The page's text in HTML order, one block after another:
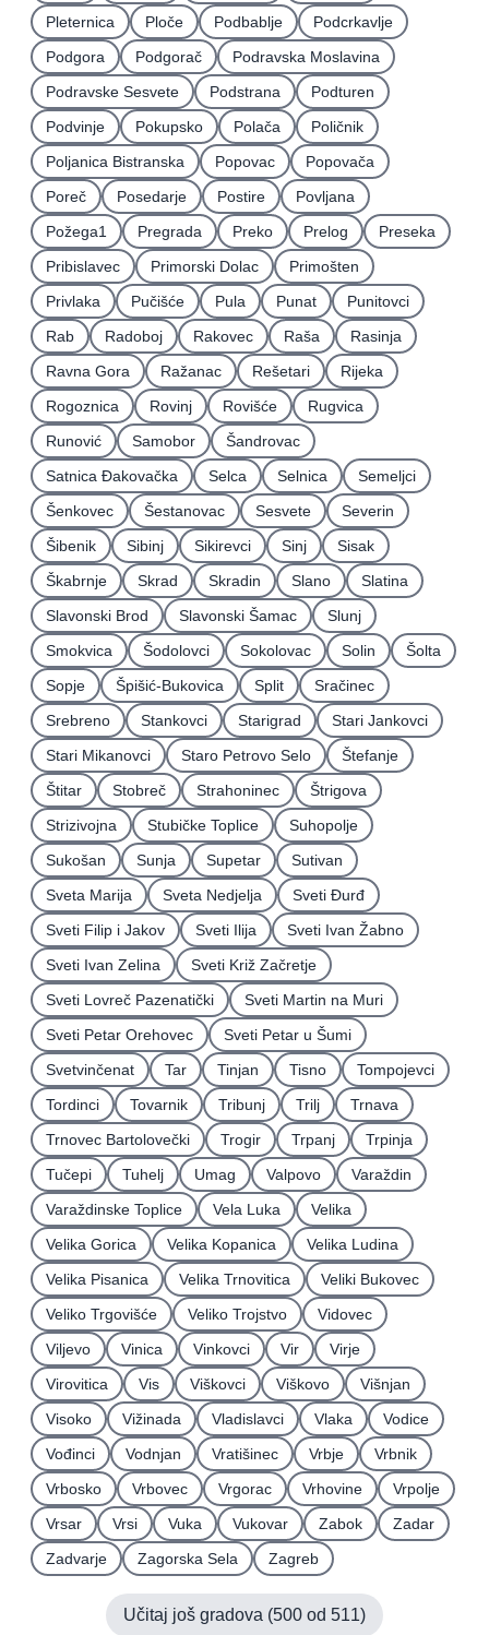
Pleternica
Ploče Podbablje
Podcrkavlje
Podgora
Podgorač
Podravska Moslavina
Podravske Sesvete
Podstrana
Podturen
Podvinje
Pokupsko Polača
Poličnik
Poljanica Bistranska
Popovac
Popovača
Poreč
Posedarje Postire
Povljana
Požega1
Pregrada Preko Prelog
Preseka
Pribislavec
Primorski Dolac
Primošten
Privlaka
Pučišće Pula Punat
Punitovci
Rab
Radoboj Rakovec Raša
Rasinja
Ravna Gora
Ražanac Rešetari
Rijeka
Rogoznica
Rovinj Rovišće
Rugvica
Runović
Samobor
Šandrovac
Satnica Ðakovačka
Selca Selnica
Semeljci
Šenkovec
Šestanovac Sesvete
Severin
Šibenik
Sibinj Sikirevci Sinj
Sisak
Škabrnje
Skrad Skradin Slano
Slatina
Slavonski Brod
Slavonski Šamac
Slunj
Smokvica
Šodolovci Sokolovac Solin
Šolta
Sopje
Špišić-Bukovica Split
Sračinec
Srebreno
Stankovci Starigrad
Stari Jankovci
Stari Mikanovci
Staro Petrovo Selo
Štefanje
Štitar
Stobreč Strahoninec
Štrigova
Strizivojna
Stubičke Toplice
Suhopolje
Sukošan
Sunja Supetar
Sutivan
Sveta Marija
Sveta Nedjelja
Sveti Ðurđ
Sveti Filip i Jakov
Sveti Ilija
Sveti Ivan Žabno
Sveti Ivan Zelina
Sveti Križ Začretje
Sveti Lovreč Pazenatički
Sveti Martin na Muri
Sveti Petar Orehovec
Sveti Petar u Šumi
Svetvinčenat
Tar Tinjan Tisno
Tompojevci
Tordinci
Tovarnik Tribunj Trilj
Trnava
Trnovec Bartolovečki
Trogir Trpanj
Trpinja
Tučepi
Tuhelj Umag Valpovo
Varaždin
Varaždinske Toplice
Vela Luka
Velika
Velika Gorica
Velika Kopanica
Velika Ludina
Velika Pisanica
Velika Trnovitica
Veliki Bukovec
Veliko Trgovišće
Veliko Trojstvo
Vidovec
Viljevo
Vinica Vinkovci Vir
Virje
Virovitica
Vis Viškovci Viškovo
Višnjan
Visoko
Vižinada Vladislavci Vlaka
Vodice
Vođinci
Vodnjan Vratišinec Vrbje
Vrbnik
Vrbosko
Vrbovec Vrgorac Vrhovine
Vrpolje
Vrsar
Vrsi Vuka Vukovar Zabok
Zadar
Zadvarje
Zagorska Sela Zagreb
Učitaj još gradova (500 od 511)